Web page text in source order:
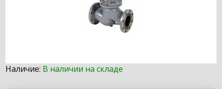
Наличие: В наличии на складе